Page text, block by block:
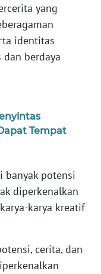
yang
identitas
dan berdaya
Tempat
banyak potensi
diperkenalkan
karya kreatif
cerita, dan